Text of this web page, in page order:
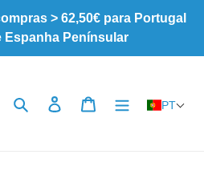
> 62,50€ para Portugal
Espanha Penínsular
PesquisarIniciar sessão
Carrinho PT